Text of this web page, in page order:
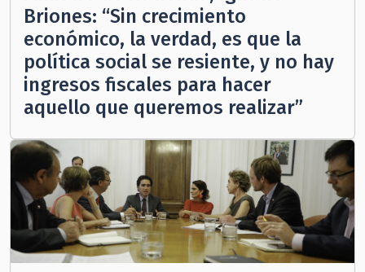
Briones: “Sin crecimiento
económico, la verdad, es que la
política social se resiente, y no hay
ingresos fiscales para hacer
aquello que queremos realizar”